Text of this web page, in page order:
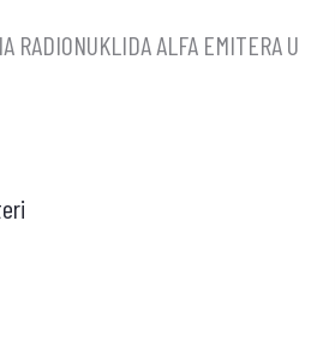
RADIONUKLIDA ALFA EMITERA U